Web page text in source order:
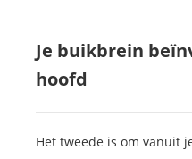
Je buikbrein
hoofd
Het tweede is om vanuit